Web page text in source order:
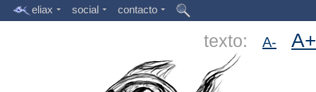
eliax social contacto
texto: A- A+